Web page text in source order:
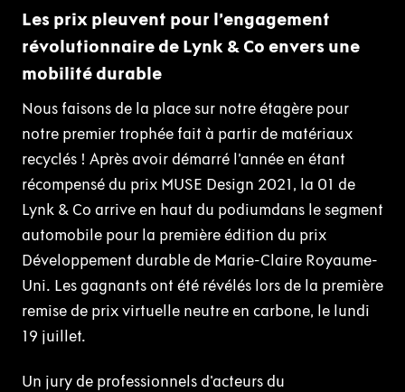
Les prix pleuvent pour l’engagement
révolutionnaire de Lynk & Co envers une
mobilité durable
Nous faisons de la place sur notre étagère pour
notre premier trophée fait à partir de matériaux
recyclés ! Après avoir démarré l’année en étant
récompensé du prix MUSE Design 2021, la 01 de
Lynk & Co arrive en haut du podiumdans le segment
automobile pour la première édition du prix
Développement durable de Marie-Claire Royaume-
Uni. Les gagnants ont été révélés lors de la première
remise de prix virtuelle neutre en carbone, le lundi
19 juillet.
Un jury de professionnels d'acteurs du